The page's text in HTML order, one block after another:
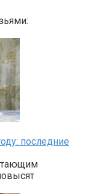
последние